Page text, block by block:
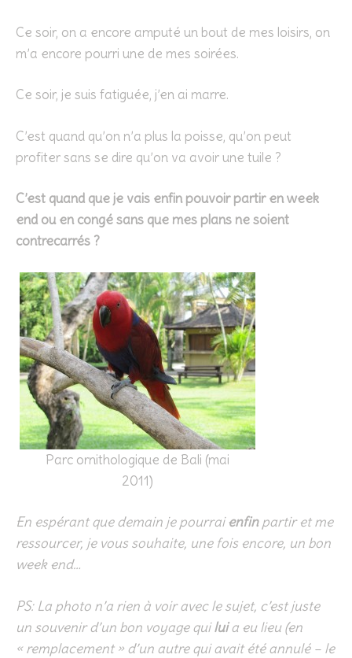
Ce soir, on a encore amputé un bout de mes loisirs, on
m’a encore pourri une de mes soirées.
Ce soir, je suis fatiguée, j’en ai marre.
C’est quand qu’on n’a plus la poisse, qu’on peut
profiter sans se dire qu’on va avoir une tuile ?
C’est quand que je vais enfin pouvoir partir en week
end ou en congé sans que mes plans ne soient
contrecarrés ?
Parc ornithologique de Bali (mai
2011)
En espérant que demain je pourraienfinpartir et me
ressourcer, je vous souhaite, une fois encore, un bon
week end…
PS: La photo n’a rien à voir avec le sujet, c’est juste
un souvenir d’un bon voyage quiluia eu lieu (en
« remplacement » d’un autre qui avait été annulé – le